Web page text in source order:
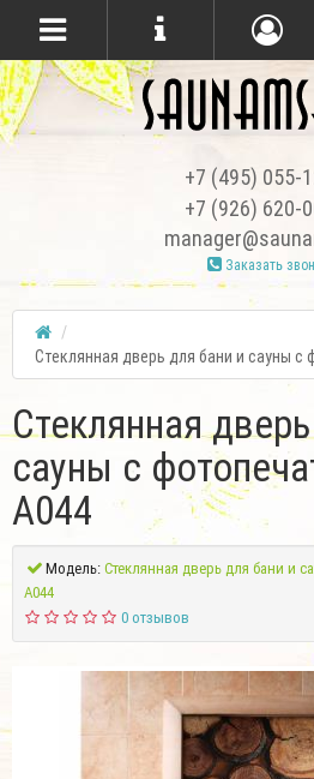
+7 (495) 055-
+7 (926) 620-
Заказать
Стеклянная дверь для бани и сауны
Стеклянная
сауны с
А044
Модель:Стеклянная дверь для бани и
А044
0 отзывов